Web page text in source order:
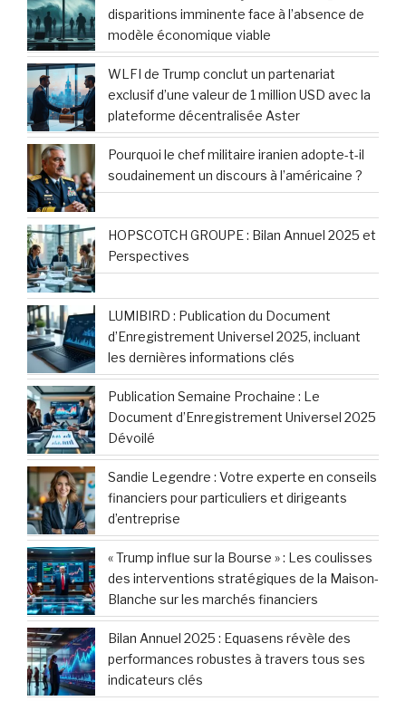
marché avec un potentiel blockbuster : état
des lieux et perspectives
Tunisie : mobilisation citoyenne massive
contre le racisme et les violences
répressives
Eurazeo célèbre le triomphe de sa toute
première émission d’obligations senior de
Le 7 avril 2026, les tensions financières
s’allègent pour 3 signes du zodiaque :
Conflits, pétrole et marchés financiers : Qui
sont les véritables gagnants et perdants ?
Chaînes YouTube françaises : une vague de
disparitions imminente face à l’absence de
modèle économique viable
WLFI de Trump conclut un partenariat
exclusif d’une valeur de 1 million USD avec la
plateforme décentralisée Aster
Pourquoi le chef militaire iranien adopte-t-il
soudainement un discours à l’américaine ?
HOPSCOTCH GROUPE : Bilan Annuel 2025 et
Perspectives